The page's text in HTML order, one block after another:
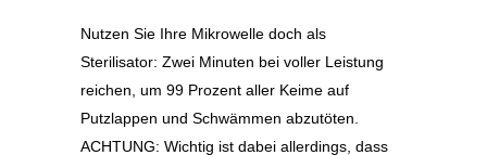
Nutzen Sie Ihre Mikrowelle doch als
Sterilisator: Zwei Minuten bei voller Leistung
reichen, um 99 Prozent aller Keime auf
Putzlappen und Schwämmen abzutöten.
ACHTUNG: Wichtig ist dabei allerdings, dass